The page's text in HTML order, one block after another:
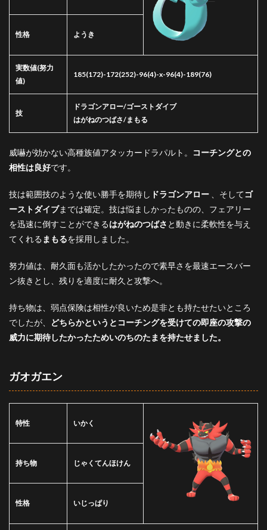
性格 ようき
実数値(努力
値)
185(172)-172(252)-96(4)-x-96(4)-189(76)
技
ドラゴンアロー/ゴーストダイブ
はがねのつばさ/まもる
威嚇が効かない高種族値アタッカードラパルト。
コーチングとの
相性は良好です。
技は範囲技のような使い勝手を期待し ドラゴンアロー 、そしてゴ
ーストダイブまでは確定。技は悩ましかったものの、フェアリー
を迅速に倒すことができるはがねのつばさ と動きに柔軟性を与え
てくれる まもるを採用しました。
努力値は、耐久面も活かしたかったので素早さを最速エースバー
ン抜きとし、残りを適度に耐久と攻撃へ。
持ち物は、弱点保険は相性が良いため是非とも持たせたいところ
でしたが、
どちらかというとコーチングを受けての即座の攻撃の
威力に期待したかったためいのちのたまを持たせました。
ガオガエン
特性 いかく
持ち物 じゃくてんほけん
性格 いじっぱり